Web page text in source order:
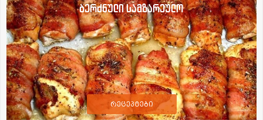
ბერძნული სამზარეულო
რეცეპტები